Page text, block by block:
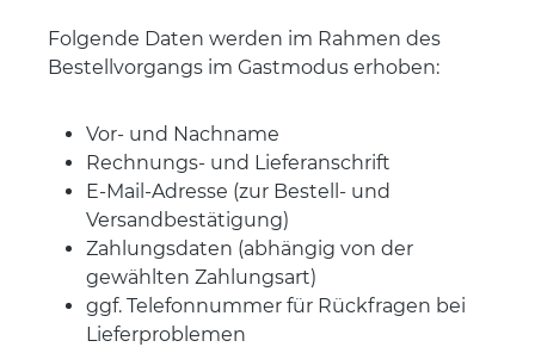
Folgende Daten werden im Rahmen des
Bestellvorgangs im Gastmodus erhoben:
Vor- und Nachname
Rechnungs- und Lieferanschrift
E-Mail-Adresse (zur Bestell- und
Versandbestätigung)
Zahlungsdaten (abhängig von der
gewählten Zahlungsart)
ggf. Telefonnummer für Rückfragen bei
Lieferproblemen